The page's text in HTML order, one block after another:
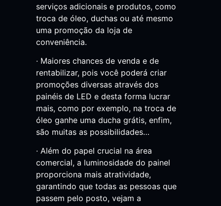
serviços adicionais e produtos, como
troca de óleo, duchas ou até mesmo
uma promoção da loja de
conveniência.
· Maiores chances de venda e de
rentabilizar, pois você poderá criar
promoções diversas através dos
painéis de LED e desta forma lucrar
mais, como por exemplo, na troca de
óleo ganhe uma ducha grátis, enfim,
são muitas as possibilidades…
· Além do papel crucial na área
comercial, a luminosidade do painel
proporciona mais atratividade,
garantindo que todas as pessoas que
passem pelo posto, vejam a